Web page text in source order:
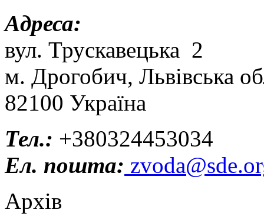
Адреса:
вул. Трускавецька 2
м. Дрогобич, Львівська
82100 Україна
Тел.: +380324453034
Ел. пошта:
Архів